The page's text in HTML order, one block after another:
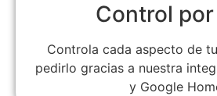
Control
Controla cada aspecto de
pedirlo gracias a nuestra
y Google